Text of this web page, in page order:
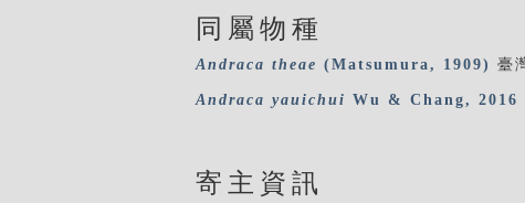
同屬物種
Andraca theae (Matsumura, 1909) 臺
Andraca yauichui Wu & Chang, 2016
寄主資訊